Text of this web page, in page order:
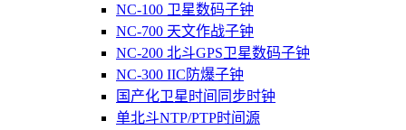
NC-100 卫星数码子钟
NC-700 天文作战子钟
NC-200 北斗GPS卫星数码子钟
NC-300 IIC防爆子钟
国产化卫星时间同步时钟
单北斗NTP/PTP时间源